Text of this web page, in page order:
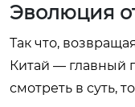
Эволюция
Так что,
Китай — главный
смотреть в суть,